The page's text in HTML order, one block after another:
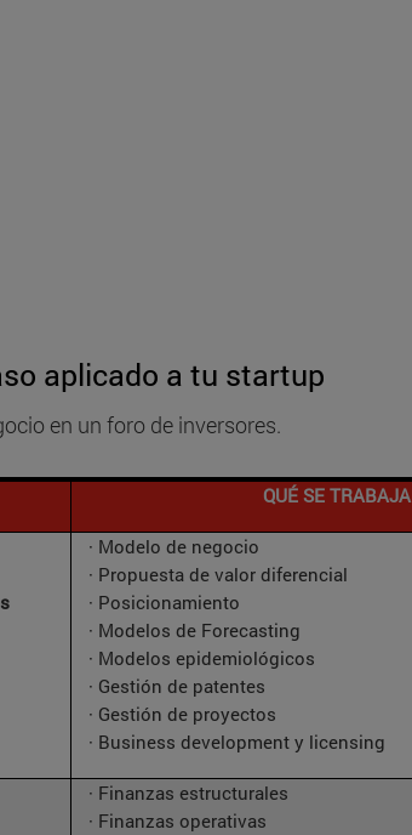
aplicado a tu startup
en un foro de inversores.
QUÉ SE TRABAJA
· Modelo de negocio
· Propuesta de valor diferencial
· Posicionamiento
· Modelos de Forecasting
· Modelos epidemiológicos
· Gestión de patentes
· Gestión de proyectos
· Business development y licensing
· Finanzas estructurales
· Finanzas operativas